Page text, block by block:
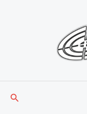
Cari